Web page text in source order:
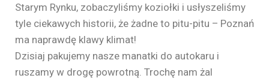
Starym Rynku, zobaczyliśmy koziołki i usłyszeliśmy
tyle ciekawych historii, że żadne to pitu-pitu – Poznań
ma naprawdę klawy klimat!
Dzisiaj pakujemy nasze manatki do autokaru i
ruszamy w drogę powrotną. Trochę nam żal